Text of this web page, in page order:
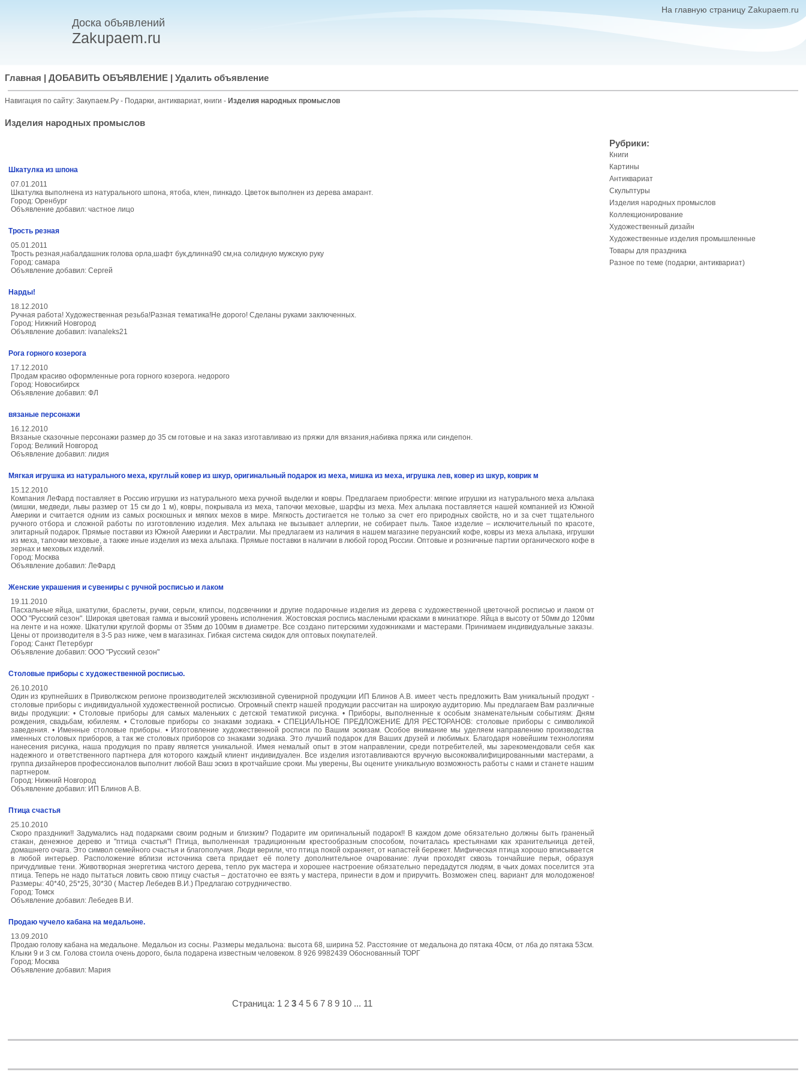
Доска объявлений
Zakupaem.ru
На главную страницу Zakupaem.ru
Главная ДОБАВИТЬ ОБЪЯВЛЕНИЕ Удалить объявление
Навигация по сайту: Закупаем.Ру - Подарки, антиквариат, книги - Изделия народных промыслов
Изделия народных промыслов
Шкатулка из шпона
07.01.2011
Шкатулка выполнена из натурального шпона, ятоба, клен, пинкадо. Цветок выполнен из дерева амарант.
Город: Оренбург
Объявление добавил: частное лицо
Трость резная
05.01.2011
Трость резная,набалдашник голова орла,шафт бук,длинна90 см,на солидную мужскую руку
Город: самара
Объявление добавил: Сергей
Нарды!
18.12.2010
Ручная работа! Художественная резьба!Разная тематика!Не дорого! Сделаны руками заключенных.
Город: Нижний Новгород
Объявление добавил: ivanaleks21
Рога горного козерога
17.12.2010
Продам красиво оформленные рога горного козерога. недорого
Город: Новосибирск
Объявление добавил: ФЛ
вязаные персонажи
16.12.2010
Вязаные сказочные персонажи размер до 35 см готовые и на заказ изготавливаю из пряжи для вязания,набивка пряжа или синдепон.
Город: Великий Новгород
Объявление добавил: лидия
Мягкая игрушка из натурального меха, круглый ковер из шкур, оригинальный подарок из меха, мишка из меха, игрушка лев, ковер из шкур, коврик м
15.12.2010
Компания ЛеФард поставляет в Россию игрушки из натурального меха ручной выделки и ковры. Предлагаем приобрести: мягкие игрушки из натурального меха альпака
(мишки, медведи, львы размер от 15 см до 1 м), ковры, покрывала из меха, тапочки меховые, шарфы из меха. Мех альпака поставляется нашей компанией из Южной
Америки и считается одним из самых роскошных и мягких мехов в мире. Мягкость достигается не только за счет его природных свойств, но и за счет тщательного
ручного отбора и сложной работы по изготовлению изделия. Мех альпака не вызывает аллергии, не собирает пыль. Такое изделие – исключительный по красоте,
элитарный подарок. Прямые поставки из Южной Америки и Австралии. Мы предлагаем из наличия в нашем магазине перуанский кофе, ковры из меха альпака, игрушки
из меха, тапочки меховые, а также иные изделия из меха альпака. Прямые поставки в наличии в любой город России. Оптовые и розничные партии органического кофе в
зернах и меховых изделий.
Город: Москва
Объявление добавил: ЛеФард
Женские украшения и сувениры с ручной росписью и лаком
19.11.2010
Пасхальные яйца, шкатулки, браслеты, ручки, серьги, клипсы, подсвечники и другие подарочные изделия из дерева с художественной цветочной росписью и лаком от
ООО "Русский сезон". Широкая цветовая гамма и высокий уровень исполнения. Жостовская роспись маслеными красками в миниатюре. Яйца в высоту от 50мм до 120мм
на ленте и на ножке. Шкатулки круглой формы от 35мм до 100мм в диаметре. Все создано питерскими художниками и мастерами. Принимаем индивидуальные заказы.
Цены от производителя в 3-5 раз ниже, чем в магазинах. Гибкая система скидок для оптовых покупателей.
Город: Санкт Петербург
Объявление добавил: ООО "Русский сезон"
Столовые приборы с художественной росписью.
26.10.2010
Один из крупнейших в Приволжском регионе производителей эксклюзивной сувенирной продукции ИП Блинов А.В. имеет честь предложить Вам уникальный продукт -
столовые приборы с индивидуальной художественной росписью. Огромный спектр нашей продукции рассчитан на широкую аудиторию. Мы предлагаем Вам различные
виды продукции: • Столовые приборы для самых маленьких с детской тематикой рисунка. • Приборы, выполненные к особым знаменательным событиям: Дням
рождения, свадьбам, юбилеям. • Столовые приборы со знаками зодиака. • СПЕЦИАЛЬНОЕ ПРЕДЛОЖЕНИЕ ДЛЯ РЕСТОРАНОВ: столовые приборы с символикой
заведения. • Именные столовые приборы. • Изготовление художественной росписи по Вашим эскизам. Особое внимание мы уделяем направлению производства
именных столовых приборов, а так же столовых приборов со знаками зодиака. Это лучший подарок для Ваших друзей и любимых. Благодаря новейшим технологиям
нанесения рисунка, наша продукция по праву является уникальной. Имея немалый опыт в этом направлении, среди потребителей, мы зарекомендовали себя как
надежного и ответственного партнера для которого каждый клиент индивидуален. Все изделия изготавливаются вручную высококвалифицированными мастерами, а
группа дизайнеров профессионалов выполнит любой Ваш эскиз в кротчайшие сроки. Мы уверены, Вы оцените уникальную возможность работы с нами и станете нашим
партнером.
Город: Нижний Новгород
Объявление добавил: ИП Блинов А.В.
Птица счастья
25.10.2010
Скоро праздники!! Задумались над подарками своим родным и близким? Подарите им оригинальный подарок!! В каждом доме обязательно должны быть граненый
стакан, денежное дерево и "птица счастья"! Птица, выполненная традиционным крестообразным способом, почиталась крестьянами как хранительница детей,
домашнего очага. Это символ семейного счастья и благополучия. Люди верили, что птица покой охраняет, от напастей бережет. Мифическая птица хорошо вписывается
в любой интерьер. Расположение вблизи источника света придает её полету дополнительное очарование: лучи проходят сквозь тончайшие перья, образуя
причудливые тени. Животворная энергетика чистого дерева, тепло рук мастера и хорошее настроение обязательно передадутся людям, в чьих домах поселится эта
птица. Теперь не надо пытаться ловить свою птицу счастья – достаточно ее взять у мастера, принести в дом и приручить. Возможен спец. вариант для молодоженов!
Размеры: 40*40, 25*25, 30*30 ( Мастер Лебедев В.И.) Предлагаю сотрудничество.
Город: Томск
Объявление добавил: Лебедев В.И.
Продаю чучело кабана на медальоне.
13.09.2010
Продаю голову кабана на медальоне. Медальон из сосны. Размеры медальона: высота 68, ширина 52. Расстояние от медальона до пятака 40см, от лба до пятака 53см.
Клыки 9 и 3 см. Голова стоила очень дорого, была подарена известным человеком. 8 926 9982439 Обоснованный ТОРГ
Город: Москва
Объявление добавил: Мария
Страница: 1 2 3 4 5 6 7 8 9 10 ... 11
Рубрики:
Книги
Картины
Антиквариат
Скульптуры
Изделия народных промыслов
Коллекционирование
Художественный дизайн
Художественные изделия промышленные
Товары для праздника
Разное по теме (подарки, антиквариат)